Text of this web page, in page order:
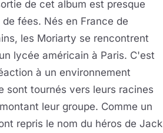
de cet album est presque
fées. Nés en France de
les Moriarty se rencontrent
lycée américain à Paris. C'est
à un environnement
sont tournés vers leurs racines
leur groupe. Comme un
repris le nom du héros de Jack